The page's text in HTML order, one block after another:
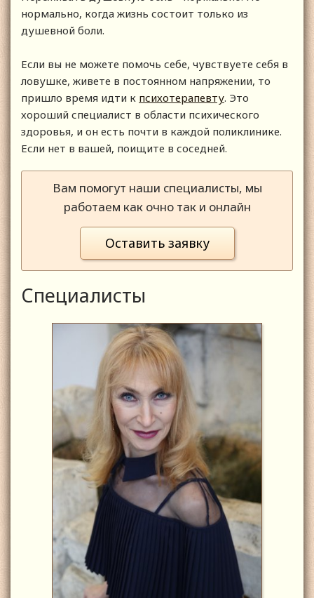
нормально, когда жизнь состоит только из
душевной боли.
Если вы не можете помочь себе, чувствуете себя в
ловушке, живете в постоянном напряжении, то
пришло время идти к психотерапевту. Это
хороший специалист в области психического
здоровья, и он есть почти в каждой поликлинике.
Если нет в вашей, поищите в соседней.
Вам помогут наши специалисты, мы
работаем как очно так и онлайн
Оставить заявку
Специалисты